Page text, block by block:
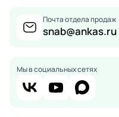
Почта отдела продаж
snab@ankas.ru
Мы в социальных сетях